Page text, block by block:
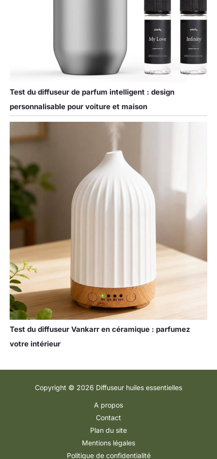
Test du diffuseur de parfum intelligent : design
personnalisable pour voiture et maison
Test du diffuseur Vankarr en céramique : parfumez
votre intérieur
Copyright © 2026 Diffuseur huiles essentielles
A propos
Contact
Plan du site
Mentions légales
Politique de confidentialité